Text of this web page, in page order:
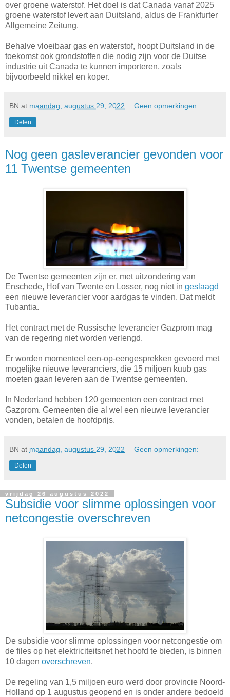
over groene waterstof. Het doel is dat Canada vanaf 2025
groene waterstof levert aan Duitsland, aldus de Frankfurter
Allgemeine Zeitung.
Behalve vloeibaar gas en waterstof, hoopt Duitsland in de
toekomst ook grondstoffen die nodig zijn voor de Duitse
industrie uit Canada te kunnen importeren, zoals
bijvoorbeeld nikkel en koper.
BN at maandag, augustus 29, 2022 Geen opmerkingen:
Delen
Nog geen gasleverancier gevonden voor
11 Twentse gemeenten
De Twentse gemeenten zijn er, met uitzondering van
Enschede, Hof van Twente en Losser, nog niet in geslaagd
een nieuwe leverancier voor aardgas te vinden. Dat meldt
Tubantia.
Het contract met de Russische leverancier Gazprom mag
van de regering niet worden verlengd.
Er worden momenteel een-op-eengesprekken gevoerd met
mogelijke nieuwe leveranciers, die 15 miljoen kuub gas
moeten gaan leveren aan de Twentse gemeenten.
In Nederland hebben 120 gemeenten een contract met
Gazprom. Gemeenten die al wel een nieuwe leverancier
vonden, betalen de hoofdprijs.
BN at maandag, augustus 29, 2022 Geen opmerkingen:
Delen
vrijdag 26 augustus 2022
Subsidie voor slimme oplossingen voor
netcongestie overschreven
De subsidie voor slimme oplossingen voor netcongestie om
de files op het elektriciteitsnet het hoofd te bieden, is binnen
10 dagen overschreven.
De regeling van 1,5 miljoen euro werd door provincie Noord-
Holland op 1 augustus geopend en is onder andere bedoeld